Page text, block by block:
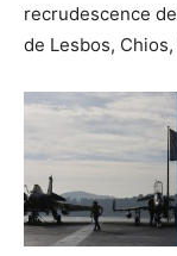
recrudescence
de Lesbos,